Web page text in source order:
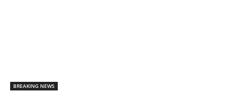
BREAKING NEWS